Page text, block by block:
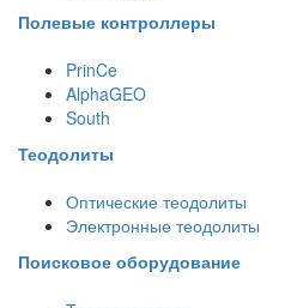
Полевые контроллеры
PrinCe
AlphaGEO
South
Теодолиты
Оптические теодолиты
Электронные теодолиты
Поисковое оборудование